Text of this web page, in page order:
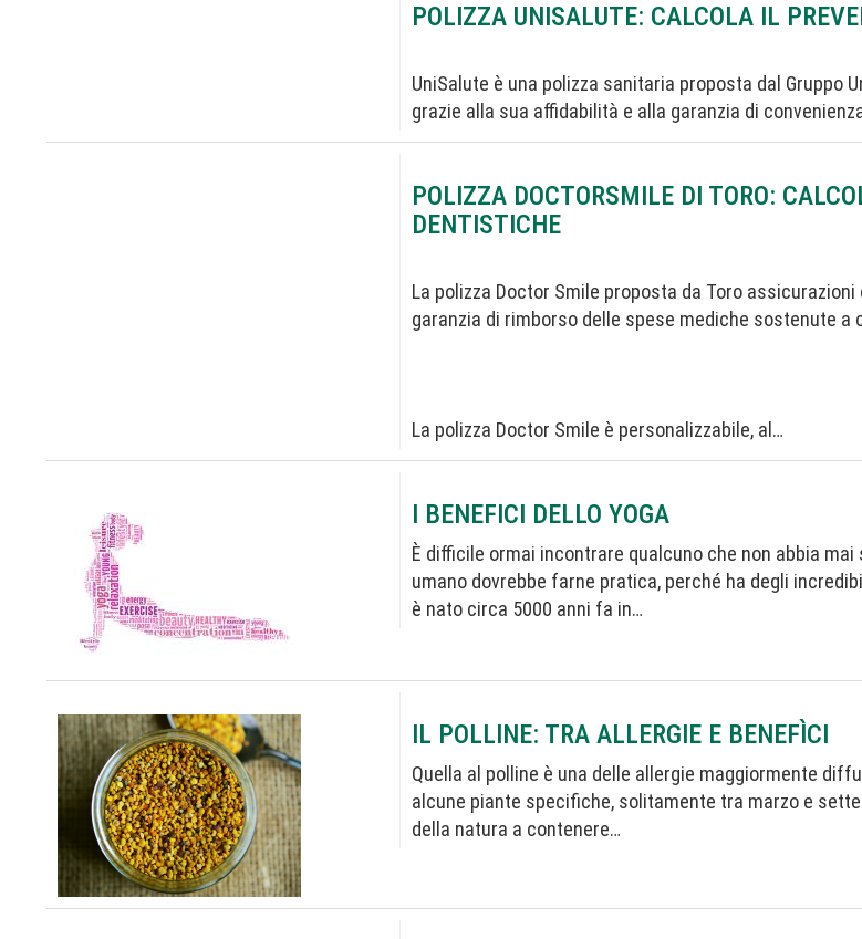
POLIZZA UNISALUTE: CALCOLA IL
UniSalute è una polizza sanitaria proposta dal Gruppo
grazie alla sua affidabilità e alla garanzia di
POLIZZA DOCTORSMILE DI TORO:
DENTISTICHE
La polizza Doctor Smile proposta da Toro
garanzia di rimborso delle spese mediche sostenute
La polizza Doctor Smile è personalizzabile, al…
I BENEFICI DELLO YOGA
È difficile ormai incontrare qualcuno che non abbia
umano dovrebbe farne pratica, perché ha degli
è nato circa 5000 anni fa in…
IL POLLINE: TRA ALLERGIE E BENEFÌCI
Quella al polline è una delle allergie maggiormente
alcune piante specifiche, solitamente tra marzo e
della natura a contenere…